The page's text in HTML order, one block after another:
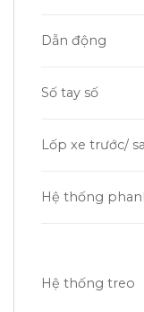
Dẫn động
Số tay số
Lốp xe trước/
Hệ thống
Hệ thống treo